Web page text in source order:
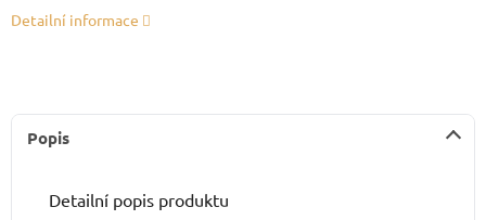
Detailní informace
Popis
Detailní popis produktu